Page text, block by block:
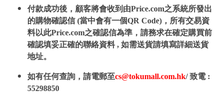
付款成功後，顧客將會收到由Price.com之系統所發出
的購物確認信 (當中會有一個QR Code)，所有交易資
料以此Price.com之確認信為準，請務求在確定購買前
確認填妥正確的聯絡資料 , 如需送貨請填寫詳細送貨
地址。
如有任何查詢，請電郵至cs@tokumall.com.hk/ 致電 :
55298850